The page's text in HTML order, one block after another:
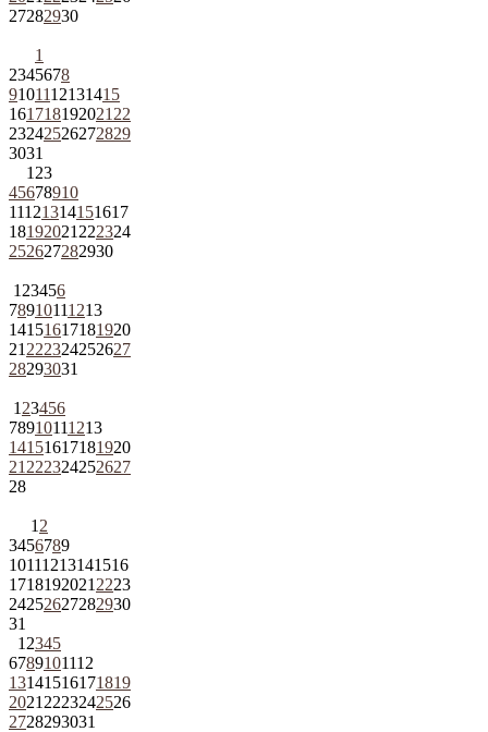
27282930
1
2345678
9101112131415
161718192021 22
23242526272829
3031
1 23
45678910
11121314151617
18192021 222324
252627282930
1 23456
78910111213
14151617181920
21 222324252627
28293031
1 23456
78910111213
14151617181920
21 222324252627
28
1 2
3456789
10111213141516
1718192021 2223
24252627282930
31
1 2345
6789101112
13141516171819
2021 2223242526
2728293031